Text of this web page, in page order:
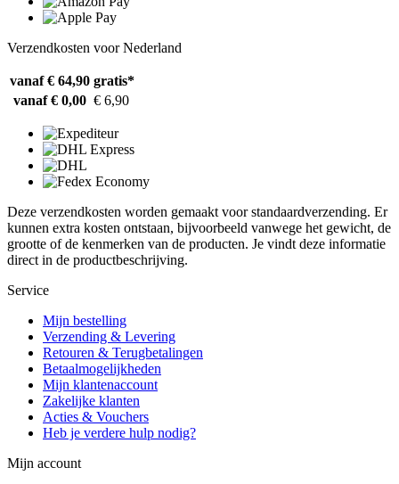
Verzendkosten voor Nederland
vanaf € 64,90 gratis*
vanaf € 0,00 € 6,90
Deze verzendkosten worden gemaakt voor standaardverzending. Er
kunnen extra kosten ontstaan, bijvoorbeeld vanwege het gewicht, de
grootte of de kenmerken van de producten. Je vindt deze informatie
direct in de productbeschrijving.
Service
Mijn bestelling
Verzending & Levering
Retouren & Terugbetalingen
Betaalmogelijkheden
Mijn klantenaccount
Zakelijke klanten
Acties & Vouchers
Heb je verdere hulp nodig?
Mijn account